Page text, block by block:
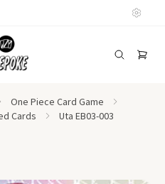
One Piece Card Game
Cards
Uta EB03-003